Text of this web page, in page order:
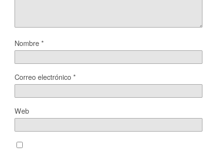
Nombre*
Correo electrónico*
Web